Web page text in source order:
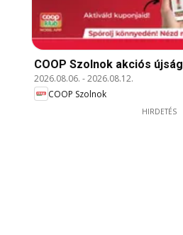
COOP Szolnok akciós újság
2026.08.06. -2026.08.12.
COOP Szolnok
HIRDETÉS